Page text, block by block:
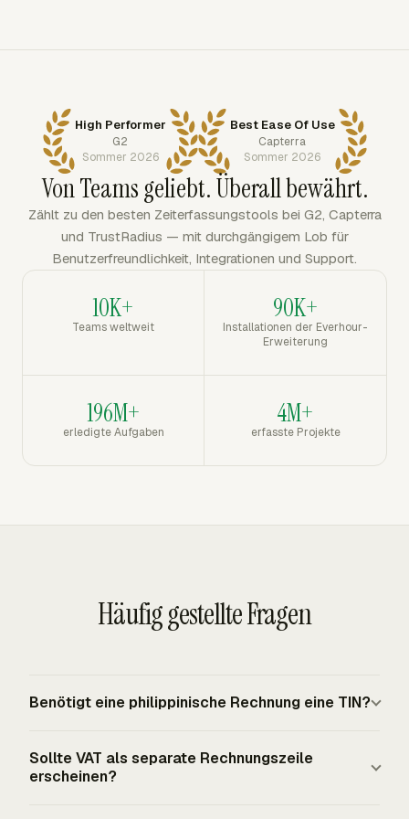
High Performer
G2
Sommer 2026
Best Ease Of Use
Capterra
Sommer 2026
Von Teams geliebt. Überall bewährt.
Zählt zu den besten Zeiterfassungstools bei G2, Capterra
und TrustRadius — mit durchgängigem Lob für
Benutzerfreundlichkeit, Integrationen und Support.
10K+
Teams weltweit
90K+
Installationen der Everhour-
Erweiterung
196M+
erledigte Aufgaben
4M+
erfasste Projekte
Häufig gestellte Fragen
Benötigt eine philippinische Rechnung eine TIN?
muss die Taxpayer Identification Number des Verkäufers
Sollte VAT als separate Rechnungszeile
erscheinen?